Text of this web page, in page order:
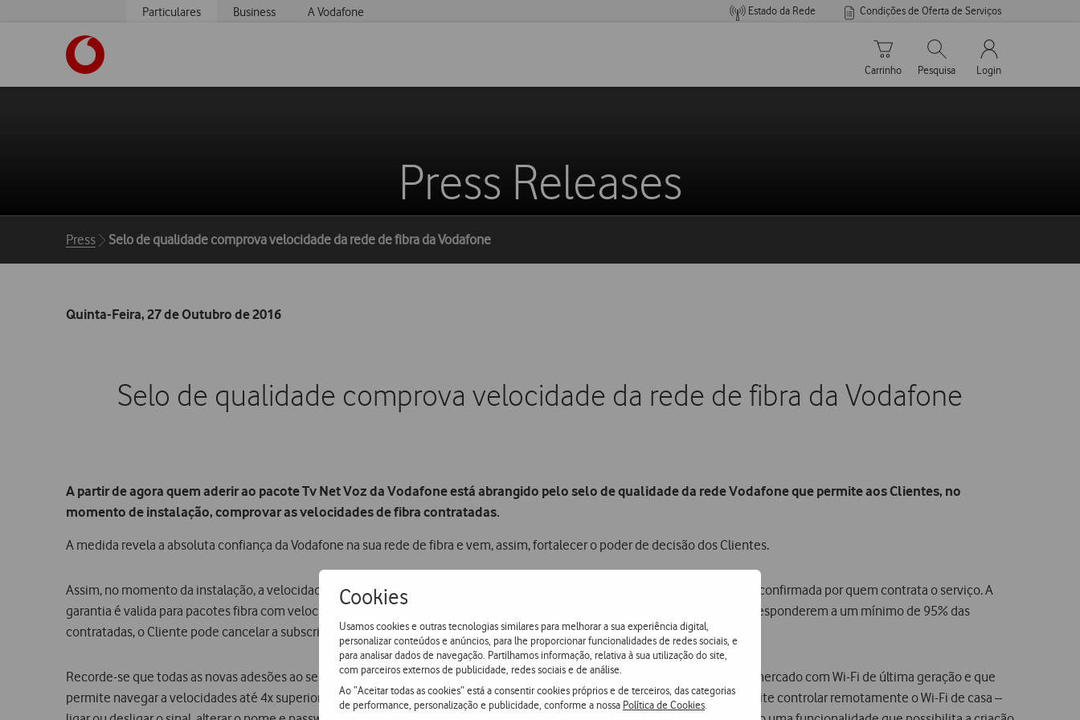
Cookies
Usamos cookies e outras tecnologias similares para melhorar a sua experiência digital,
personalizar conteúdos e anúncios, para lhe proporcionar funcionalidades de redes sociais, e
para analisar dados de navegação. Partilhamos informação, relativa à sua utilização do site,
com parceiros externos de publicidade, redes sociais e de análise.
Ao “Aceitar todas as cookies” está a consentir cookies próprios e de terceiros, das categorias
de performance, personalização e publicidade, conforme a nossa Política de Cookies
Particulares Business A Vodafone Estado da Rede Condições de Oferta de Serviços
Carrinho de compras
Carrinho
Pesquisar
Pesquisa
My Vodafone
Login
Press Releases
Breadcrumbs
Press Selo de qualidade comprova velocidade da rede de fibra da Vodafone
Quinta-Feira, 27 de Outubro de 2016
Selo de qualidade comprova velocidade da rede de fibra da Vodafone
A partir de agora quem aderir ao pacote Tv Net Voz da Vodafone está abrangido pelo selo de qualidade da rede Vodafone que permite aos Clientes, no
momento de instalação, comprovar as velocidades de fibra contratadas.
A medida revela a absoluta confiança da Vodafone na sua rede de fibra e vem, assim, fortalecer o poder de decisão dos Clientes.
Assim, no momento da instalação, a velocidade dedowloade de
é testada e certificada pelos técnicos da Vodafone, e confirmada por quem contrata o serviço. A
garantia é valida para pacotes fibra com velocidade até 200Mbps e perfis de utilização residencial. Se as velocidades não corresponderem a um mínimo de 95% das
contratadas, o Cliente pode cancelar a subscrição no prazo de 15 dias, sem qualquer custo.
Recorde-se que todas as novas adesões ao serviço Tv Net Voz da Vodafone integram um Smart Router, o primeiro a surgir no mercado com Wi-Fi de última geração e que
permite navegar a velocidades até 4x superiores. A par disso, este router de última geração inclui também uma App que permite controlar remotamente o Wi-Fi de casa –